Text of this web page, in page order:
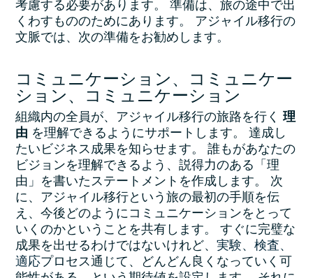
考慮する必要があります。 準備は、旅の途中で出
くわすもののためにあります。 アジャイル移行の
文脈では、次の準備をお勧めします。
コミュニケーション、コミュニケー
ション、コミュニケーション
組織内の全員が、アジャイル移行の旅路を行く理
由 を理解できるようにサポートします。 達成し
たいビジネス成果を知らせます。 誰もがあなたの
ビジョンを理解できるよう、説得力のある「理
由」を書いたステートメントを作成します。 次
に、アジャイル移行という旅の最初の手順を伝
え、今後どのようにコミュニケーションをとって
いくのかということを共有します。 すぐに完璧な
成果を出せるわけではないけれど、 実験、検査、
適応 プロセス通じて、どんどん良くなっていく可